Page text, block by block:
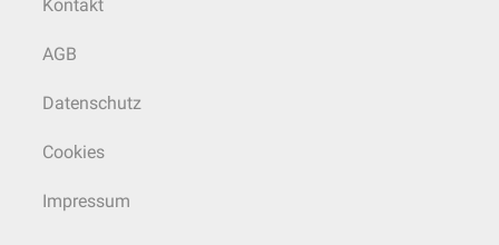
Kontakt
AGB
Datenschutz
Cookies
Impressum